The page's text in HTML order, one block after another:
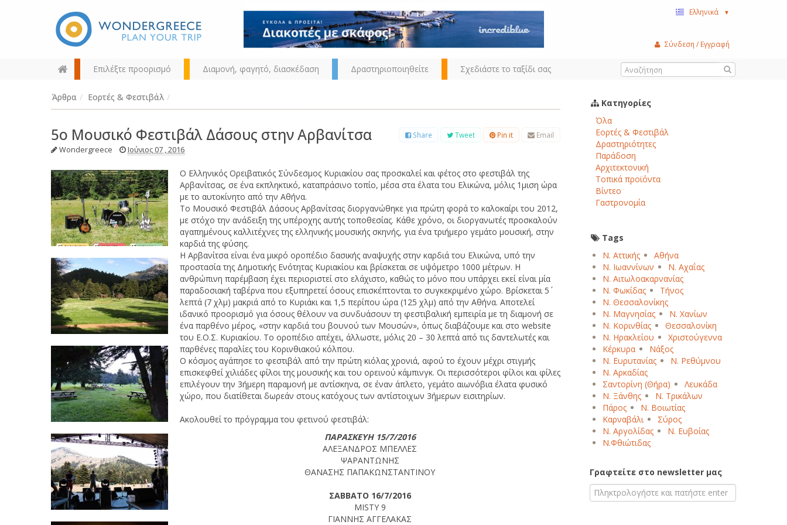
Ελληνικά ▼
Επιλέξτε προορισμό Διαμονή, φαγητό, διασκέδαση Δραστηριοποιηθείτε Σχεδιάστε το ταξίδι σας
Σύνδεση / Εγγραφή
Διαλέξτε τον προορισμό σας
από τον χάρτη, την αναζήτηση
ή αλφαβητικά
Α Β Γ Ε Ζ Η Θ Ι Κ
Ν
Ξ Ο Ρ Σ Τ Υ Φ Χ Ψ
Άρθρα / Εορτές & Φεστιβάλ /
5o Mουσικό Φεστιβάλ Δάσους στην Αρβανίτσα Share Tweet Pin it Email
Wondergreece Ιούνιος 07 , 2016
Ο Ελληνικός Ορειβατικός Σύνδεσμος Κυριακίου σας προσκαλεί και φέτος στο φεστιβάλ της
Αρβανίτσας, σε ένα εκπληκτικό, καταπράσινο τοπίο, μέσα στα έλατα του Ελικώνα, μόλις 1μιση ώρα
με το αυτοκίνητο από την Αθήνα.
Το Μουσικό Φεστιβάλ Δάσους Αρβανίτσας διοργανώθηκε για πρώτη φορά το καλοκαίρι του 2012,
με στόχο την ανάδειξη της υπέροχης αυτής τοποθεσίας. Κάθε χρόνο, οι διοργανωτές προσκαλούν
αγαπημένους καλλιτέχνες της ελληνικής μουσικής σκηνής, για ένα τριήμερο γεμάτο μουσική, στην
καρδιά της φύσης.
Η Αρβανίτσα είναι ένα μικρό οροπέδιο δασικής αναψυχής στην καρδιά του Ελικώνα, υπό την
προστασία της Δημοτικής Ενότητας Κυριακίου και βρίσκεται σε υψόμετρο 1000 μέτρων. Η
ανθρώπινη παρέμβαση έχει περιοριστεί στο ελάχιστο, καθώς το μόνο που υπάρχει εκεί είναι μία
παραδοσιακή ταβέρνα που εξυπηρετεί όσους επισκέπτονται το συγκεκριμένο χώρο. Βρίσκεται 5΄
λεπτά (7 χλμ) μακριά από το Κυριάκι και 1,5 περίπου ώρα (125 χλμ) από την Αθήνα. Αποτελεί
ιδανικό προορισμό για όσους θέλουν να συνδυάσουν τη φεστιβαλική εμπειρία με τη διαμονή σε
ένα παρθένο μέρος, «στην καρδιά του βουνού των Μουσών», όπως διαβάζουμε και στο website
του Ε.Ο.Σ. Κυριακίου. Το οροπέδιο απέχει, άλλωστε, μόλις 20 – 30 λεπτά από τις δαντελωτές και
παρθένες παραλίες του Κορινθιακού κόλπου.
Ο κόσμος αγάπησε το φεστιβάλ από την πρώτη κιόλας χρονιά, αφού το έχουν μέχρι στιγμής
επισκεφθεί χιλιάδες φίλοι της μουσικής και του ορεινού κάμπινγκ. Οι περισσότεροι φίλοι και φίλες
επιλέγουν την 3ήμερη παραμονή με αντίσκηνα, σε έναν άπλετο, γεμάτο αιωνόβια έλατα φυσικό
χώρο, που διατίθεται δωρεάν στους κατόχους των αντίστοιχων 3ήμερων εισιτηρίων.
Ακολουθεί το πρόγραμμα του φετινού φεστιβάλ:
ΠΑΡΑΣΚΕΥΗ 15/7/2016
ΑΛΕΞΑΝΔΡΟΣ ΜΠΕΛΛΕΣ
ΨΑΡΑΝΤΩΝΗΣ
ΘΑΝΑΣΗΣ ΠΑΠΑΚΩΝΣΤΑΝΤΙΝΟΥ
ΣΑΒΒΑΤΟ 16/7/2016
MISTY 9
ΓΙΑΝΝΗΣ ΑΓΓΕΛΑΚΑΣ
Κατηγορίες
Όλα
Εορτές & Φεστιβάλ
Δραστηριότητες
Παράδοση
Αρχιτεκτονική
Τοπικά προϊόντα
Βίντεο
Γαστρονομία
Tags
Ν. Αττικής
Αθήνα
Ν. Ιωαννίνων
Ν. Αχαΐας
Ν. Αιτωλοακαρνανίας
Ν. Φωκίδας
Τήνος
Ν. Θεσσαλονίκης
Ν. Μαγνησίας
Ν. Χανίων
Ν. Κορινθίας
Θεσσαλονίκη
Ν. Ηρακλείου
Χριστούγεννα
Κέρκυρα
Νάξος
Ν. Ευρυτανίας
Ν. Ρεθύμνου
Ν. Αρκαδίας
Σαντορίνη (Θήρα)
Λευκάδα
Ν. Ξάνθης
Ν. Τρικάλων
Πάρος
Ν. Βοιωτίας
Καρναβάλι
Σύρος
Ν. Αργολίδας
Ν. Ευβοίας
Ν.Φθιώτιδας
Γραφτείτε στο newsletter μας